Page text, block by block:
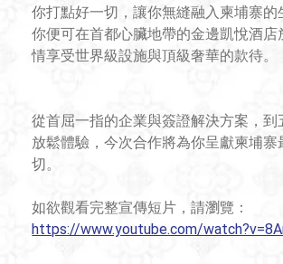
你打點好一切，讓你無縫融入柬埔寨的
你便可在首都心臟地帶的金邊凱悅酒店
情享受世界級設施與頂級奢華的款待。
從首屈一指的企業與簽證解決方案，到
放鬆體驗，今次合作將為你呈獻柬埔寨
切。
如欲觀看完整宣傳短片，請瀏覽：
https://www.youtube.com/